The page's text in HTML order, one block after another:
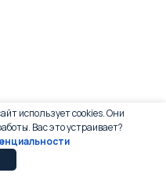
использует cookies. Они
Вас это устраивает?